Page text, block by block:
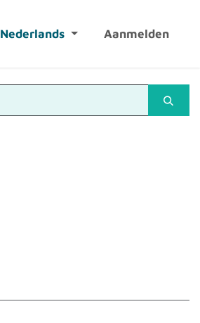
Nederlands Aanmelden